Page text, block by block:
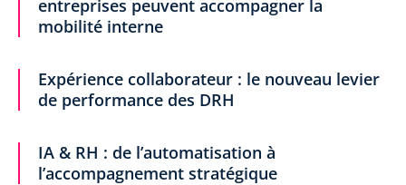
entreprises peuvent accompagner la
mobilité interne
Expérience collaborateur : le nouveau levier
de performance des DRH
IA & RH : de l’automatisation à
l’accompagnement stratégique